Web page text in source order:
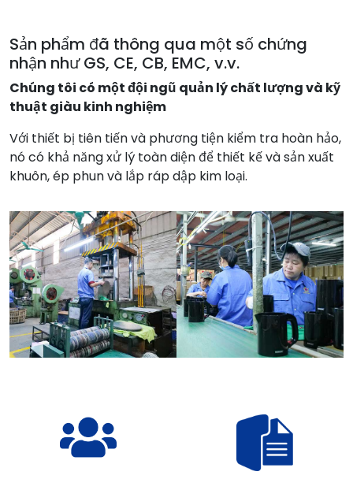
Sản phẩm đã thông qua một số chứng
nhận như GS, CE, CB, EMC, v.v.
Chúng tôi có một đội ngũ quản lý chất lượng và kỹ
thuật giàu kinh nghiệm
Với thiết bị tiên tiến và phương tiện kiểm tra hoàn hảo,
nó có khả năng xử lý toàn diện để thiết kế và sản xuất
khuôn, ép phun và lắp ráp dập kim loại.